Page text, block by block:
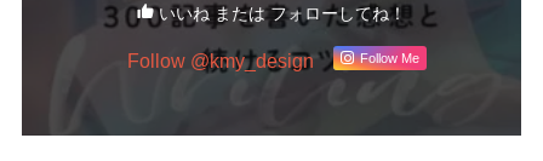
いいね または フォローしてね！
Follow @kmy_design Follow Me